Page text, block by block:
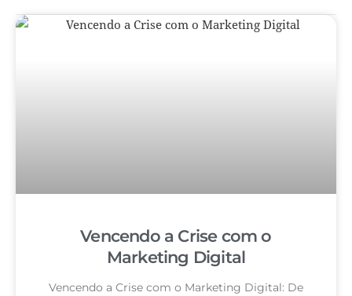
Vencendo a Crise com o
Marketing Digital
Vencendo a Crise com o Marketing Digital: De